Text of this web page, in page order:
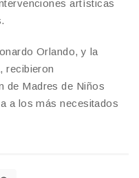
artísticas
Orlando, y la
recibieron
de Madres de Niños
a los más necesitados